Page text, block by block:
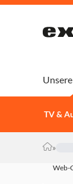
TV &
»
Web-